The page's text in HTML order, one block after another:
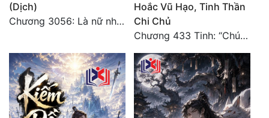
(Dịch)
Chương 3056: Là nữ nhân
Hoắc Vũ Hạo, Tinh Thần
Chi Chủ
Chương 433 Tinh: “Chúng ta có 10 thắng, Shrek có 10 bại!”